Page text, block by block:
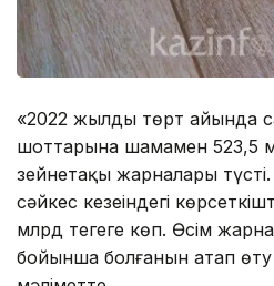
«2022 жылдың төрт айында
шоттарына шамамен 523,5
зейнетақы жарналары
сәйкес кезеңіндегі
млрд теңгеге көп. Өсім
бойынша болғанын атап өту